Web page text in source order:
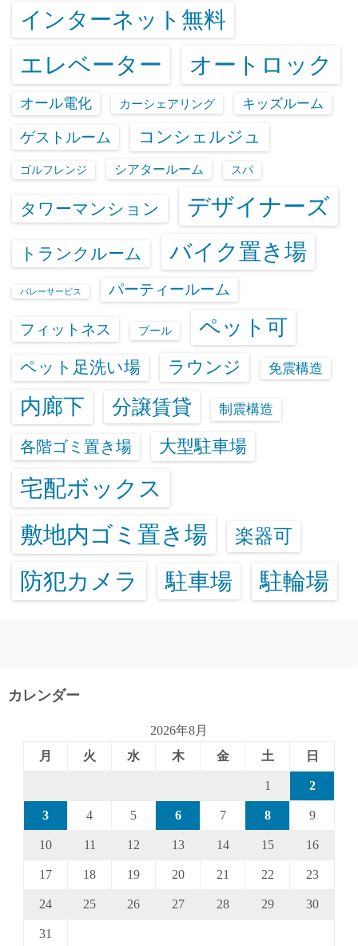
インターネット無料
エレベーター オートロック
オール電化 カーシェアリング キッズルーム
ゲストルーム コンシェルジュ
ゴルフレンジ シアタールーム スパ
タワーマンション デザイナーズ
トランクルーム バイク置き場
バレーサービス パーティールーム
フィットネス プール ペット可
ペット足洗い場 ラウンジ 免震構造
内廊下 分譲賃貸 制震構造
各階ゴミ置き場 大型駐車場
宅配ボックス
敷地内ゴミ置き場
楽器可
防犯カメラ 駐車場 駐輪場
カレンダー
2026年8月
月
火 水 木 金 土 日
1 2
3 4 5 6 7 8 9
10 11 12 13 14 15 16
17 18 19 20 21 22 23
24 25 26 27 28 29 30
31